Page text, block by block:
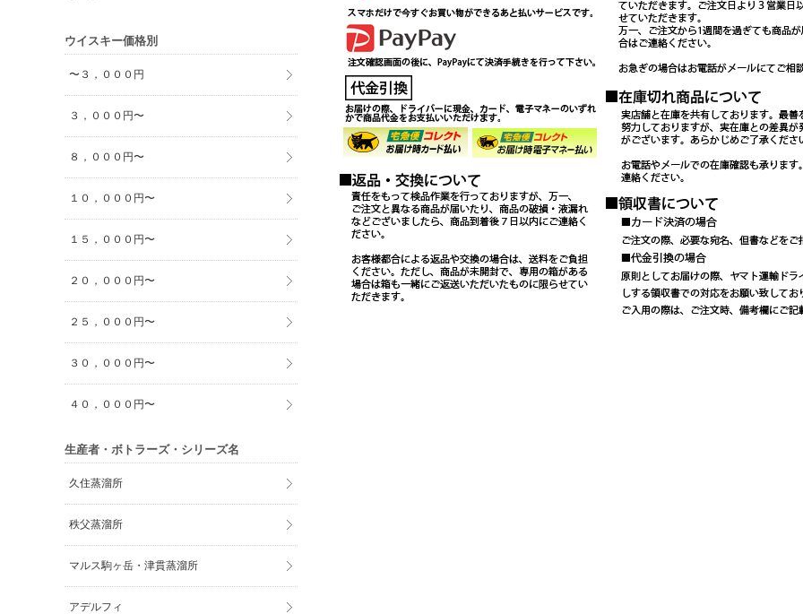
ウイスキー価格別
〜３，０００円
３，０００円〜
８，０００円〜
１０，０００円〜
１５，０００円〜
２０，０００円〜
２５，０００円〜
３０，０００円〜
４０，０００円〜
生産者・ボトラーズ・シリーズ名
久住蒸溜所
秩父蒸溜所
マルス駒ヶ岳・津貫蒸溜所
アデルフィ